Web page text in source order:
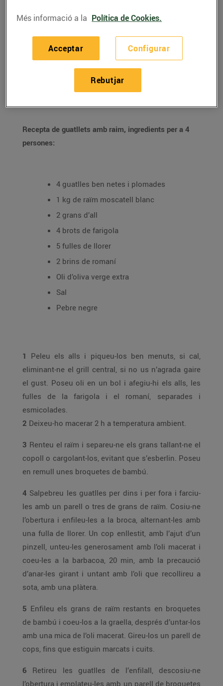
Recepta de guatllets
amb raim, ingredients
per a 4 persones:
Recepta de guatllets amb raim, ingredients per a 4
persones:
4 guatlles ben netes i plomades
1 kg de raïm moscatell blanc
2 grans d’all
4 brots de farigola
5 fulles de llorer
2 brins de romaní
Oli d’oliva verge extra
Sal
Pebre negre
1 Peleu els alls i piqueu-los ben menuts, si cal,
eliminant-ne el grill central, si no us n’agrada gaire
el gust. Poseu oli en un bol i afegiu-hi els alls, les
fulles de la farigola i el romaní, separades i
esmicolades.
2 Deixeu-ho macerar 2 h a temperatura ambient.
3 Renteu el raïm i separeu-ne els grans tallant-ne el
copoll o cargolant-los, evitant que s’esberlin. Poseu
en remull unes broquetes de bambú.
4 Salpebreu les guatlles per dins i per fora i farciu-
les amb un parell o tres de grans de raïm. Cosiu-ne
l’obertura i enfileu-les a la broca, alternant-les amb
una fulla de llorer. Un cop enllestit, amb l’ajut d’un
pinzell, unteu-les generosament amb l’oli macerat i
coeu-les a la barbacoa, 20 min, amb la precaució
d’anar-les girant i untant amb l’oli que recollireu a
sota, amb una plàtera.
5 Enfileu els grans de raïm restants en broquetes
de bambú i coeu-los a la graella, després d’untar-los
amb una mica de l’oli macerat. Gireu-los un parell de
cops, fins que estiguin marcats i cuits.
6 Retireu les guatlles de l’enfilall, descosiu-ne
l’obertura i emplateu-les amb un parell de broquetes
Més informació a la Política de Cookies.
Configurar
Rebutjar
Acceptar